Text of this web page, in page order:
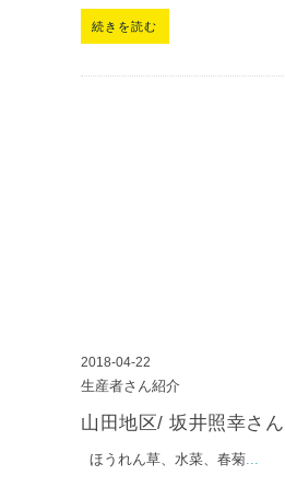
続きを読む
2018-04-22
生産者さん紹介
山田地区/ 坂井照幸さん
ほうれん草、水菜、春菊...